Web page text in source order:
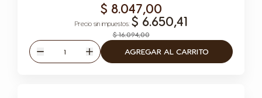
$ 16.094,00
$ 8.047,00
$ 6.650,41
Disminuir
Cantidad
Aumentar
AGREGAR AL CARRITO